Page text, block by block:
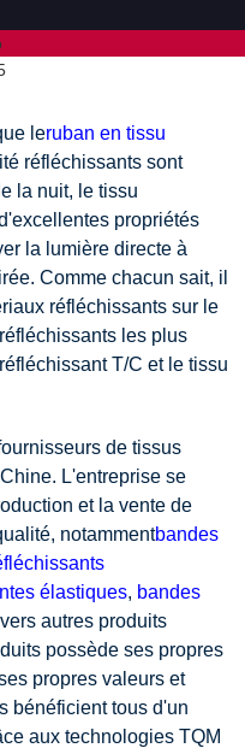
leruban en tissu
réfléchissants sont
la nuit, le tissu
propriétés
la lumière directe à
Comme chacun sait, il
réfléchissants sur le
les plus
T/C et le tissu
de tissus
L'entreprise se
et la vente de
notammentbandes
élastiques, bandes
autres produits
possède ses propres
propres valeurs et
bénéficient tous d'un
aux technologies TQM